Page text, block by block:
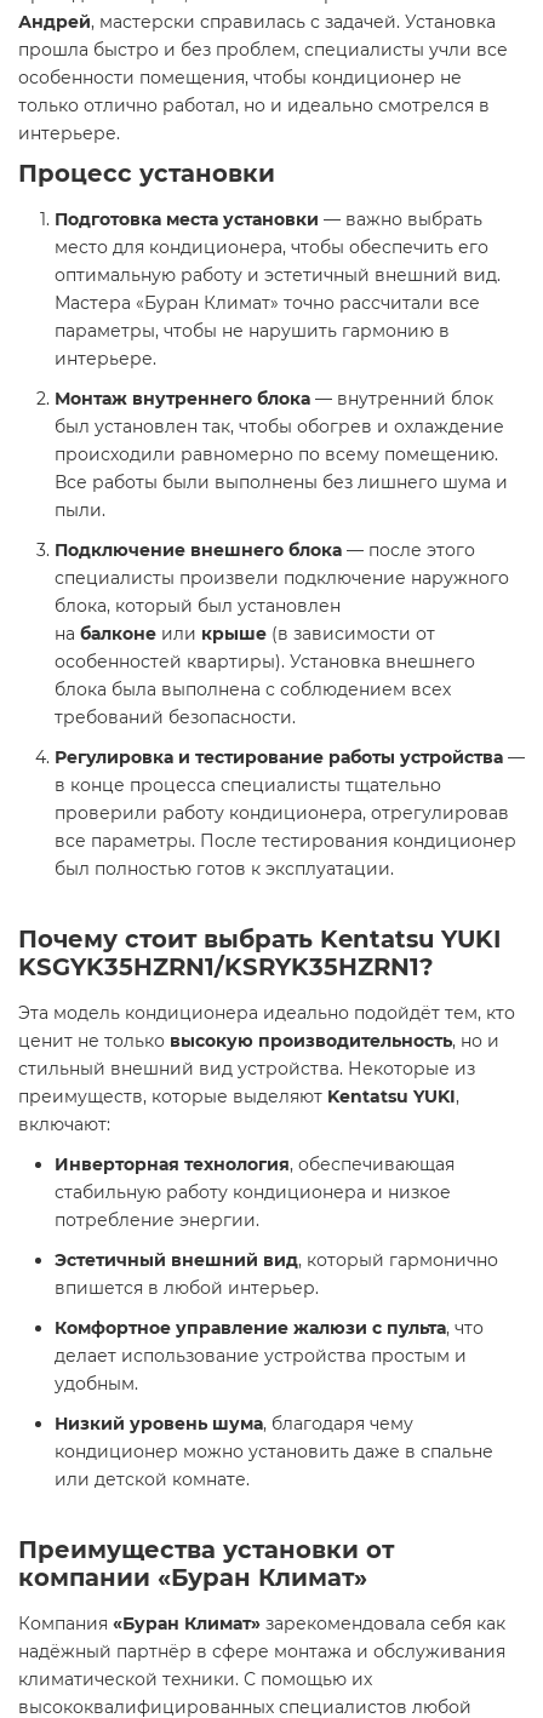
Андрей, мастерски справилась с задачей. Установка
прошла быстро и без проблем, специалисты учли все
особенности помещения, чтобы кондиционер не
только отлично работал, но и идеально смотрелся в
интерьере.
Процесс установки
Подготовка места установки — важно выбрать
место для кондиционера, чтобы обеспечить его
оптимальную работу и эстетичный внешний вид.
Мастера «Буран Климат» точно рассчитали все
параметры, чтобы не нарушить гармонию в
интерьере.
Монтаж внутреннего блока — внутренний блок
был установлен так, чтобы обогрев и охлаждение
происходили равномерно по всему помещению.
Все работы были выполнены без лишнего шума и
пыли.
Подключение внешнего блока — после этого
специалисты произвели подключение наружного
блока, который был установлен
на балконе или крыше (в зависимости от
особенностей квартиры). Установка внешнего
блока была выполнена с соблюдением всех
требований безопасности.
Регулировка и тестирование работы устройства —
в конце процесса специалисты тщательно
проверили работу кондиционера, отрегулировав
все параметры. После тестирования кондиционер
был полностью готов к эксплуатации.
Почему стоит выбрать Kentatsu YUKI
KSGYK35HZRN1/KSRYK35HZRN1?
Эта модель кондиционера идеально подойдёт тем, кто
ценит не только высокую производительность, но и
стильный внешний вид устройства. Некоторые из
преимуществ, которые выделяют Kentatsu YUKI,
включают:
Инверторная технология, обеспечивающая
стабильную работу кондиционера и низкое
потребление энергии.
Эстетичный внешний вид, который гармонично
впишется в любой интерьер.
Комфортное управление жалюзи с пульта, что
делает использование устройства простым и
удобным.
Низкий уровень шума, благодаря чему
кондиционер можно установить даже в спальне
или детской комнате.
Преимущества установки от
компании «Буран Климат»
Компания «Буран Климат» зарекомендовала себя как
надёжный партнёр в сфере монтажа и обслуживания
климатической техники. С помощью их
высококвалифицированных специалистов любой